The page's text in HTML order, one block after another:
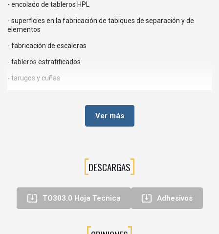
- encolado de tableros HPL
- superficies en la fabricación de tabiques de separación y de
elementos
- fabricación de escaleras
- tableros estratificados
- tarugos y cuñas
- encolado en la construcción de barcos
- utilización como cola monocomponente, no es necesario
- apropiada para encolado en caliente y en frío
Ver más
DESCARGAS
 TO303.0 Hoja Tecnica  Adhesivos